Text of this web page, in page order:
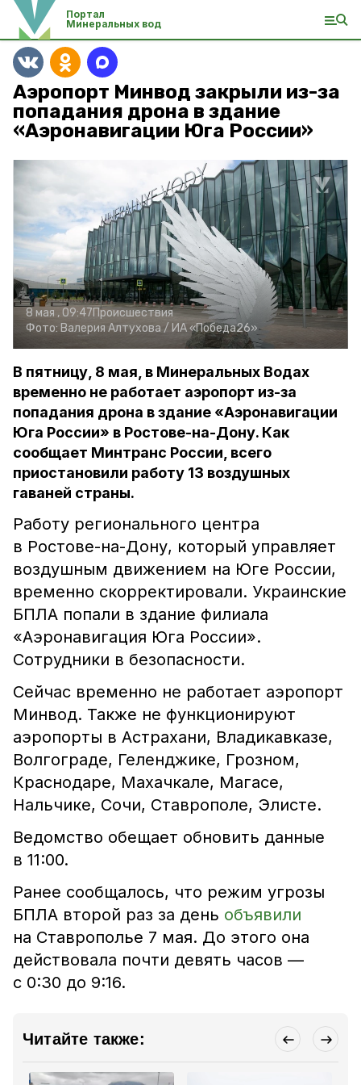
Портал
Минеральных вод
Аэропорт Минвод закрыли из-за
попадания дрона в здание
«Аэронавигации Юга России»
8 мая , 09:47Происшествия
Фото: Валерия Алтухова / ИА «Победа26»
В пятницу, 8 мая, в Минеральных Водах
временно не работает аэропорт из-за
попадания дрона в здание «Аэронавигации
Юга России» в Ростове-на-Дону. Как
сообщает Минтранс России, всего
приостановили работу 13 воздушных
гаваней страны.
Работу регионального центра
в Ростове-на-Дону, который управляет
воздушным движением на Юге России,
временно скорректировали. Украинские
БПЛА попали в здание филиала
«Аэронавигация Юга России».
Сотрудники в безопасности.
Сейчас временно не работает аэропорт
Минвод. Также не функционируют
аэропорты в Астрахани, Владикавказе,
Волгограде, Геленджике, Грозном,
Краснодаре, Махачкале, Магасе,
Нальчике, Сочи, Ставрополе, Элисте.
Ведомство обещает обновить данные
в 11:00.
Ранее сообщалось, что режим угрозы
БПЛА второй раз за день объявили
на Ставрополье 7 мая. До этого она
действовала почти девять часов —
с 0:30 до 9:16.
Читайте также: